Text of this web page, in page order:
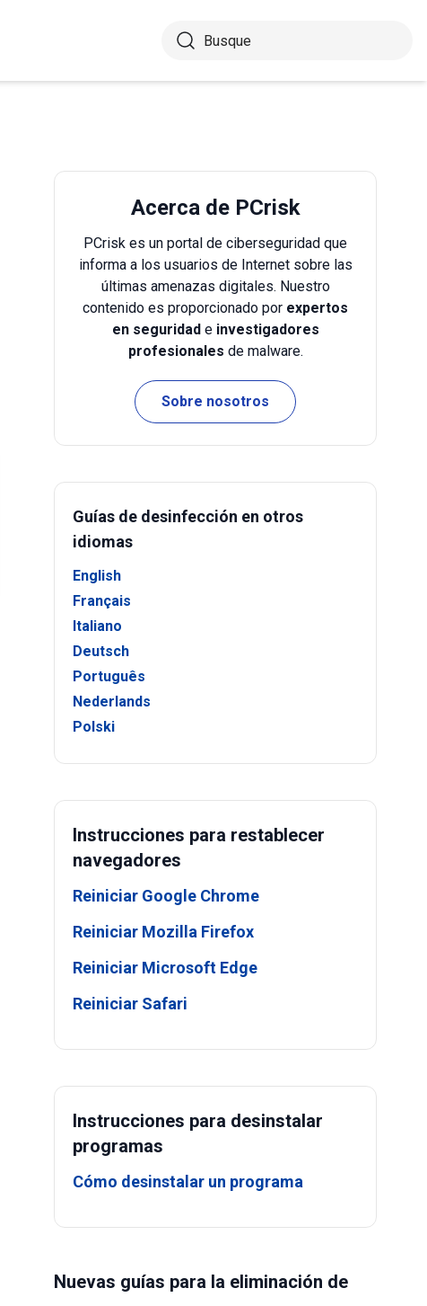
Acerca de PCrisk
PCrisk es un portal de ciberseguridad que
informa a los usuarios de Internet sobre las
últimas amenazas digitales. Nuestro
contenido es proporcionado por expertos
en seguridade investigadores
profesionales de malware.
Sobre nosotros
Guías de desinfección en otros
idiomas
English
Français
Italiano
Deutsch
Português
Nederlands
Polski
Instrucciones para restablecer
navegadores
Reiniciar Google Chrome
Reiniciar Mozilla Firefox
Reiniciar Microsoft Edge
Reiniciar Safari
Instrucciones para desinstalar
programas
Cómo desinstalar un programa
Nuevas guías para la eliminación de